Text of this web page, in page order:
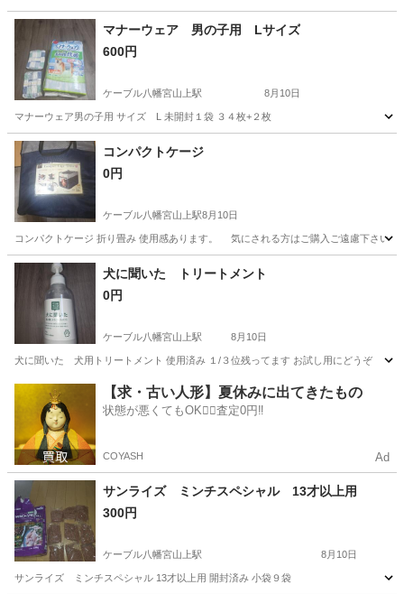
京都 八幡市 ケーブル八幡宮山上駅 その他
マナーウェア 男の子用 Lサイズ
600円
ケーブル八幡宮山上駅 8月10日
マナーウェア男の子用 サイズ L 未開封１袋 ３４枚+２枚
京都 八幡市 ケーブル八幡宮山上駅
コンパクトケージ
0円
ケーブル八幡宮山上駅8月10日
コンパクトケージ 折り畳み 使用感あります。 気にされる方はご購入ご遠慮下さい
京都 八幡市 ケーブル八幡宮山上駅 その他
犬に聞いた トリートメント
0円
ケーブル八幡宮山上駅 8月10日
犬に聞いた 犬用トリートメント 使用済み １/３位残ってます お試し用にどうぞ
ケーブル八幡宮山上駅 その他
【求・古い人形】夏休みに出てきたもの
状態が悪くてもOK🙆‍♀️査定0円‼️
COYASH Ad
サンライズ ミンチスペシャル 13才以上用
300円
ケーブル八幡宮山上駅 8月10日
サンライズ ミンチスペシャル 13才以上用 開封済み 小袋９袋